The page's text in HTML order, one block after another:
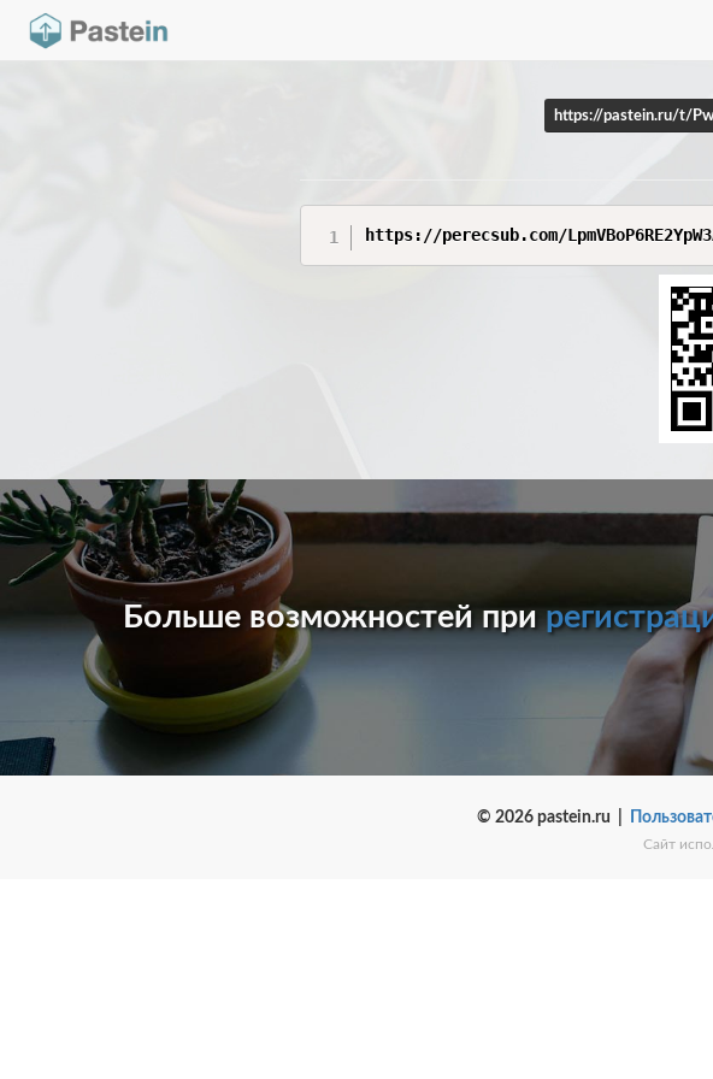
https://pastein.ru/t/
https://perecsub.com/
Больше возможностей при
© 2026 pastein.ru |
Сайт